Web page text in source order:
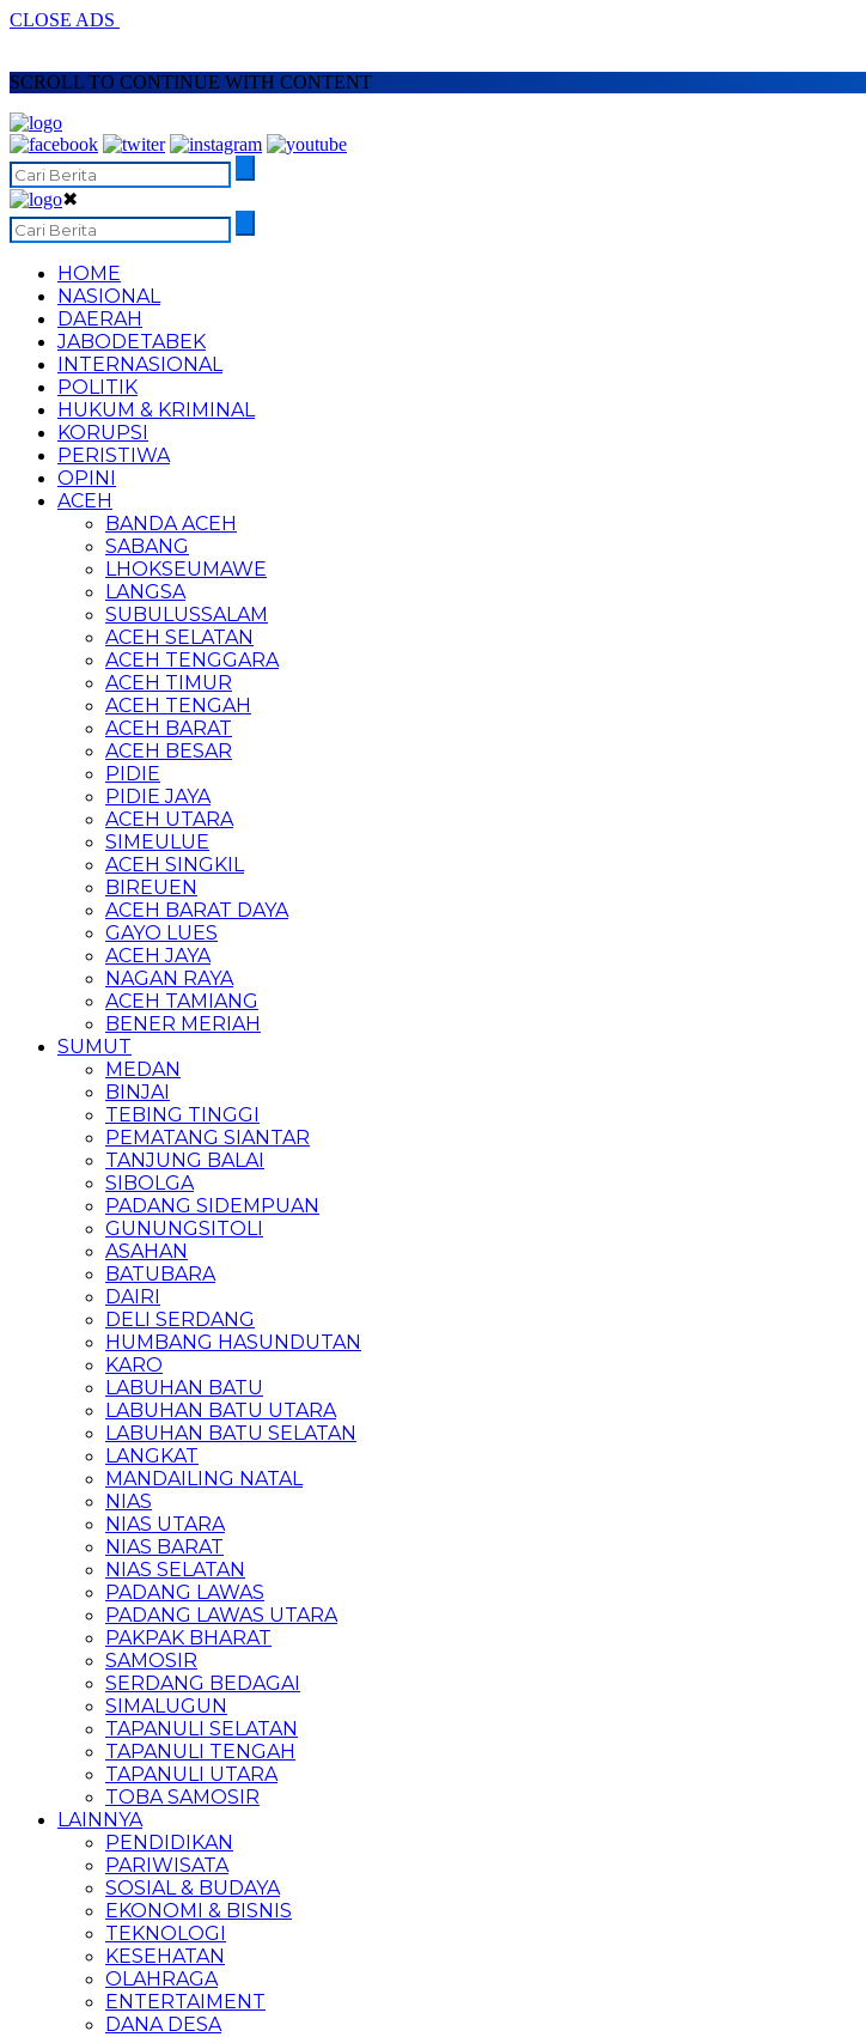
CLOSE ADS
SCROLL TO CONTINUE WITH CONTENT
✖
HOME
NASIONAL
DAERAH
JABODETABEK
INTERNASIONAL
POLITIK
HUKUM & KRIMINAL
KORUPSI
PERISTIWA
OPINI
ACEH
BANDA ACEH
SABANG
LHOKSEUMAWE
LANGSA
SUBULUSSALAM
ACEH SELATAN
ACEH TENGGARA
ACEH TIMUR
ACEH TENGAH
ACEH BARAT
ACEH BESAR
PIDIE
PIDIE JAYA
ACEH UTARA
SIMEULUE
ACEH SINGKIL
BIREUEN
ACEH BARAT DAYA
GAYO LUES
ACEH JAYA
NAGAN RAYA
ACEH TAMIANG
BENER MERIAH
SUMUT
MEDAN
BINJAI
TEBING TINGGI
PEMATANG SIANTAR
TANJUNG BALAI
SIBOLGA
PADANG SIDEMPUAN
GUNUNGSITOLI
ASAHAN
BATUBARA
DAIRI
DELI SERDANG
HUMBANG HASUNDUTAN
KARO
LABUHAN BATU
LABUHAN BATU UTARA
LABUHAN BATU SELATAN
LANGKAT
MANDAILING NATAL
NIAS
NIAS UTARA
NIAS BARAT
NIAS SELATAN
PADANG LAWAS
PADANG LAWAS UTARA
PAKPAK BHARAT
SAMOSIR
SERDANG BEDAGAI
SIMALUGUN
TAPANULI SELATAN
TAPANULI TENGAH
TAPANULI UTARA
TOBA SAMOSIR
LAINNYA
PENDIDIKAN
PARIWISATA
SOSIAL & BUDAYA
EKONOMI & BISNIS
TEKNOLOGI
KESEHATAN
OLAHRAGA
ENTERTAIMENT
DANA DESA